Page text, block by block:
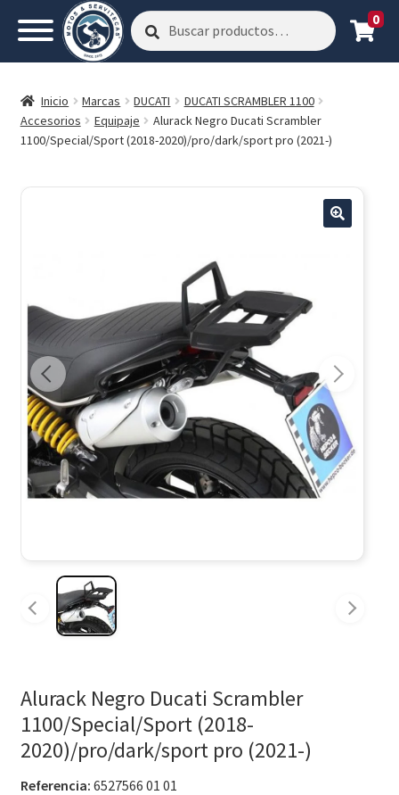
Buscar
por:
Buscar 0
Inicio Marcas DUCATI
DUCATI SCRAMBLER 1100
Accesorios
Equipaje
Alurack Negro Ducati Scrambler
1100/Special/Sport (2018-2020)/pro/dark/sport pro (2021-)
Alurack Negro Ducati Scrambler
1100/Special/Sport (2018-
2020)/pro/dark/sport pro (2021-)
Referencia: 6527566 01 01